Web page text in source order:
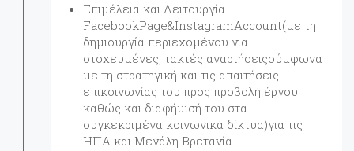
Επιμέλεια και Λειτουργία
FacebookPage&InstagramAccount(με τη
δημιουργία περιεχομένου για
στοχευμένες, τακτές αναρτήσειςσύμφωνα
με τη στρατηγική και τις απαιτήσεις
επικοινωνίας του προς προβολή έργου
καθώς και διαφήμισή του στα
συγκεκριμένα κοινωνικά δίκτυα)για τις
ΗΠΑ και Μεγάλη Βρετανία